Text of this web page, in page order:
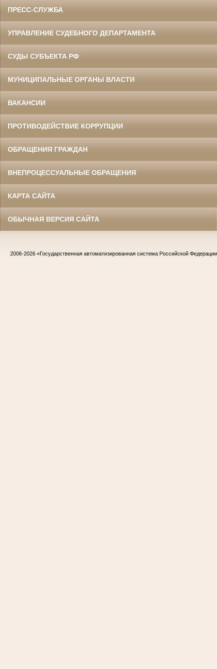
ПРЕСС-СЛУЖБА
УПРАВЛЕНИЕ СУДЕБНОГО ДЕПАРТАМЕНТА
СУДЫ СУБЪЕКТА РФ
МУНИЦИПАЛЬНЫЕ ОРГАНЫ ВЛАСТИ
ВАКАНСИИ
ПРОТИВОДЕЙСТВИЕ КОРРУПЦИИ
ОБРАЩЕНИЯ ГРАЖДАН
ВНЕПРОЦЕССУАЛЬНЫЕ ОБРАЩЕНИЯ
КАРТА САЙТА
ОБЫЧНАЯ ВЕРСИЯ САЙТА
2006-2026 «Государственная автоматизированная система Российской